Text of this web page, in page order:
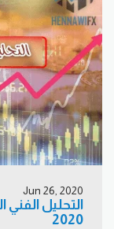
Jun 26, 2020
2020